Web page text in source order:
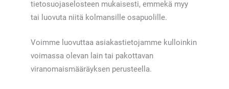
tietosuojaselosteen mukaisesti, emmekä myy
tai luovuta niitä kolmansille osapuolille.
Voimme luovuttaa asiakastietojamme kulloinkin
voimassa olevan lain tai pakottavan
viranomaismääräyksen perusteella.